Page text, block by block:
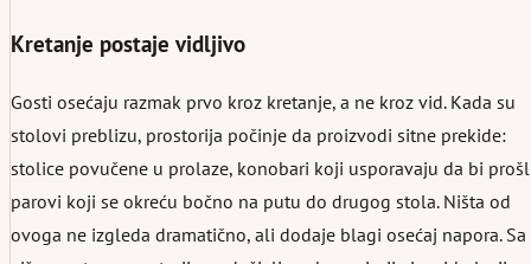
Kretanje postaje vidljivo
Gosti osećaju razmak prvo kroz kretanje, a ne kroz vid. Kada su
stolovi preblizu, prostorija počinje da proizvodi sitne prekide:
stolice povučene u prolaze, konobari koji usporavaju da bi
parovi koji se okreću bočno na putu do drugog stola. Ništa od
ovoga ne izgleda dramatično, ali dodaje blagi osećaj napora. Sa